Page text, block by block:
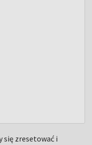
się zresetować i